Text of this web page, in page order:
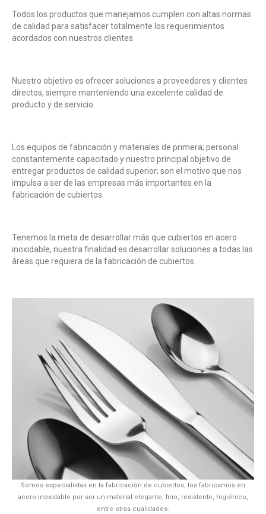
Todos los productos que manejamos cumplen con altas normas
de calidad para satisfacer totalmente los requerimientos
acordados con nuestros clientes.
Nuestro objetivo es ofrecer soluciones a proveedores y clientes
directos, siempre manteniendo una excelente calidad de
producto y de servicio.
Los equipos de fabricación y materiales de primera; personal
constantemente capacitado y nuestro principal objetivo de
entregar productos de calidad superior; son el motivo que nos
impulsa a ser de las empresas más importantes en la
fabricación de cubiertos.
Tenemos la meta de desarrollar más que cubiertos en acero
inoxidable, nuestra finalidad es desarrollar soluciones a todas las
áreas que requiera de la fabricación de cubiertos.
Somos especialistas en la fabricación de cubiertos, los fabricamos en
acero inoxidable por ser un material elegante, fino, resistente, higiénico,
entre otras cualidades.